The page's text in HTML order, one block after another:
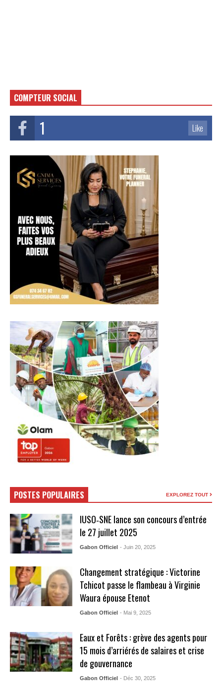
COMPTEUR SOCIAL
1 Like
POSTES POPULAIRES EXPLOREZ TOUT
IUSO‑SNE lance son concours d’entrée
le 27 juillet 2025
Gabon Officiel - Juin 20, 2025
Changement stratégique : Victorine
Tchicot passe le flambeau à Virginie
Waura épouse Etenot
Gabon Officiel - Mai 9, 2025
Eaux et Forêts : grève des agents pour
15 mois d’arriérés de salaires et crise
de gouvernance
Gabon Officiel - Déc 30, 2025